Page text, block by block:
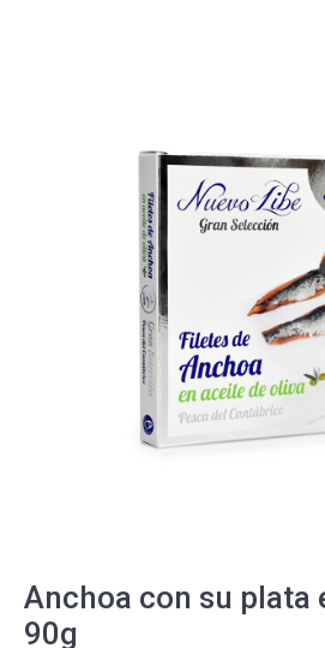
Anchoa con su plata
90g